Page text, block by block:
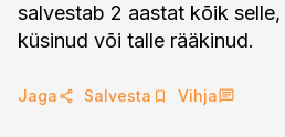
salvestab 2 aastat kõik
küsinud või talle rääkinud.
Jaga Salvesta Vihja